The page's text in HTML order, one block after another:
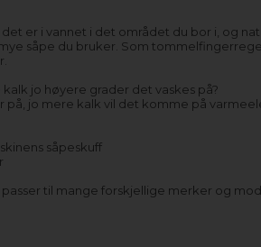
er i vannet i det området du bor i, og
såpe du bruker. Som
jo høyere grader det vaskes på?
på, jo mere kalk vil det komme på
såpeskuff
til mange forskjellige merker og